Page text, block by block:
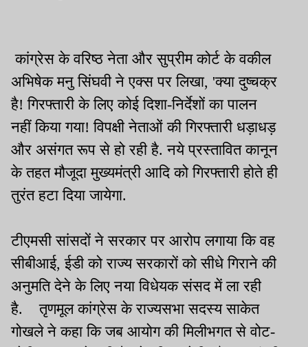
कांग्रेस के वरिष्ठ नेता और सुप्रीम कोर्ट के वकील
अभिषेक मनु सिंघवी ने एक्स पर लिखा, 'क्या दुष्चक्र
है! गिरफ्तारी के लिए कोई दिशा-निर्देशों का पालन
नहीं किया गया! विपक्षी नेताओं की गिरफ्तारी धड़ाधड़
और असंगत रूप से हो रही है. नये प्रस्तावित कानून
के तहत मौजूदा मुख्यमंत्री आदि को गिरफ्तारी होते ही
तुरंत हटा दिया जायेगा.
टीएमसी सांसदों ने सरकार पर आरोप लगाया कि वह
सीबीआई, ईडी को राज्य सरकारों को सीधे गिराने की
अनुमति देने के लिए नया विधेयक संसद में ला रही
है. तृणमूल कांग्रेस के राज्यसभा सदस्य साकेत
गोखले ने कहा कि जब आयोग की मिलीभगत से वोट-